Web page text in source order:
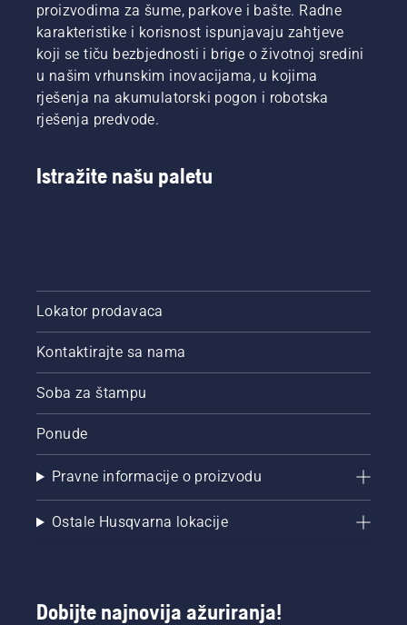
proizvodima za šume, parkove i bašte. Radne
karakteristike i korisnost ispunjavaju zahtjeve
koji se tiču bezbjednosti i brige o životnoj sredini
u našim vrhunskim inovacijama, u kojima
rješenja na akumulatorski pogon i robotska
rješenja predvode.
Istražite našu paletu
Lokator prodavaca
Kontaktirajte sa nama
Soba za štampu
Ponude
Pravne informacije o proizvodu
Ostale Husqvarna lokacije
Dobijte najnovija ažuriranja!